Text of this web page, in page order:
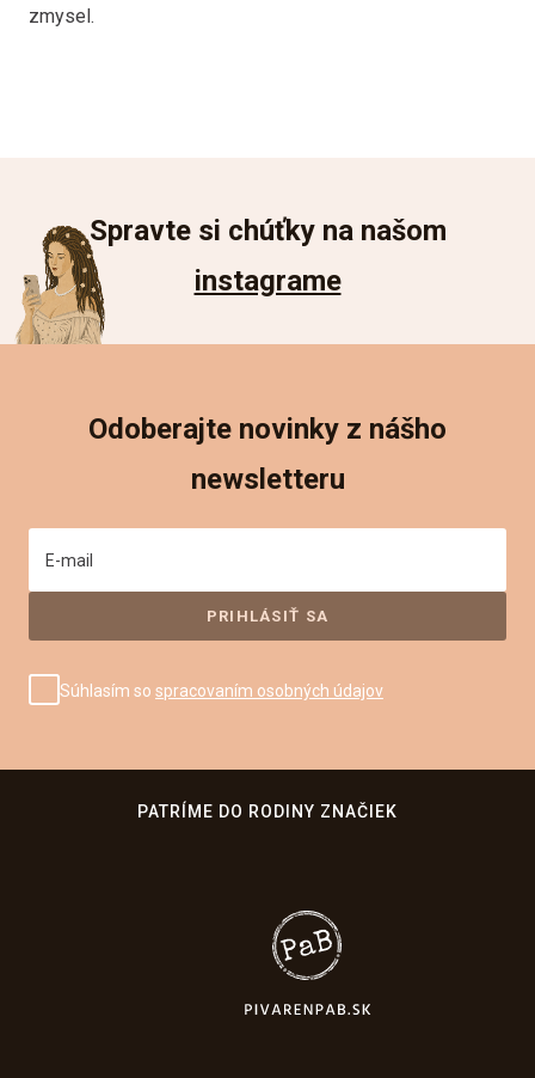
zmysel.
Spravte si chúťky na našom
instagrame
Odoberajte novinky z nášho
newsletteru
E-mail
Súhlasím so spracovaním osobných údajov
PATRÍME DO RODINY ZNAČIEK